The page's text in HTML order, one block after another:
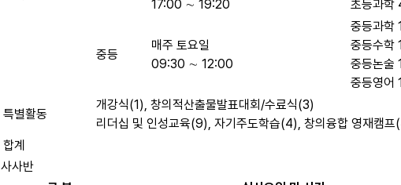
17:00 ∼ 19:20
초등과학
중등
매주 토요일
09:30 ∼ 12:00
중등과학
중등수학
중등논술
중등영어
특별활동
개강식(1), 창의적산출물발표대회/수료식(3)
리더십 및 인성교육(9), 자기주도학습(4), 창의융합 영재캠프
합계
사사반